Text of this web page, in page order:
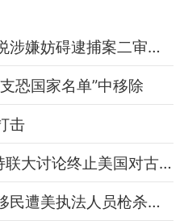
韩国最高法院维持尹锡悦涉嫌妨碍逮捕案二审判决
恐国家名单”中移除
击
古巴外长感谢136国支持联大讨论终止美国对古封锁
墨总统称将升级回应墨移民遭美执法人员枪杀事件